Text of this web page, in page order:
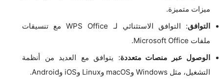
ميزات متميزة.
التوافق
: التوافق الاستثنائي لـ WPS Office مع تنسيقات
ملفات Microsoft Office.
الوصول عبر منصات متعددة: يتوافق مع العديد من أنظمة
التشغيل، مثل Windows وmacOS وLinux وiOS وAndroid.